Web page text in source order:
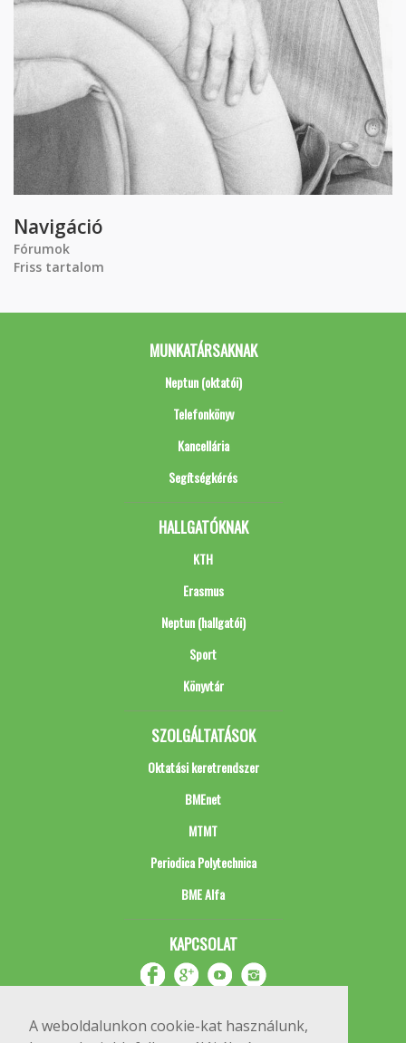
A weboldalunkon cookie-kat használunk,
Navigáció
Fórumok
Friss tartalom
MUNKATÁRSAKNAK
Neptun (oktatói)
Telefonkönyv
Kancellária
Segítségkérés
HALLGATÓKNAK
KTH
Erasmus
Neptun (hallgatói)
Sport
Könyvtár
SZOLGÁLTATÁSOK
Oktatási keretrendszer
BMEnet
MTMT
Periodica Polytechnica
BME Alfa
KAPCSOLAT